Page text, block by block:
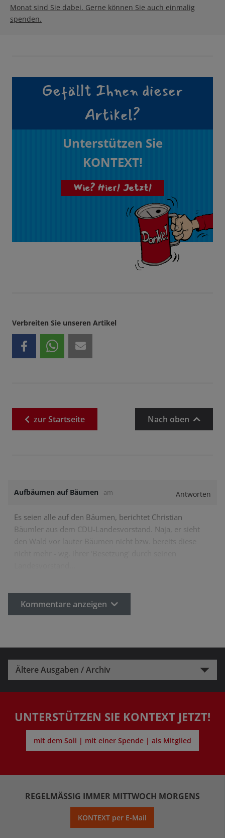
Monat sind Sie dabei. Gerne können Sie auch einmalig
spenden.
Gefällt Ihnen dieser
Artikel?
Unterstützen Sie
KONTEXT!
Wie? Hier! Jetzt!
Verbreiten Sie unseren Artikel
zurStartseite Nach oben
Aufbäumen auf Bäumen am Antworten
Es seien alle auf den Bäumen, berichtet Christian
Bäumler aus dem CDU-Landesvorstand. Naja, er sieht
den Wald vor lauter Bäumen nicht bzw. bereits diese
Kommentare anzeigen
Ältere Ausgaben / Archiv
UNTERSTÜTZEN SIE KONTEXT JETZT!
mit dem Soli | mit einer Spende | als Mitglied
REGELMÄSSIG IMMER MITTWOCH MORGENS
KONTEXT per E-Mail